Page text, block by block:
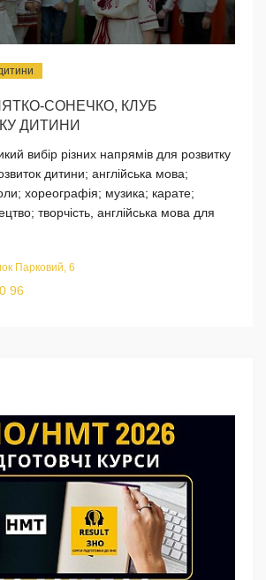
СОНЕЧКО, КЛУБ
ДИТИНИ
вибір різних напрямів для розвитку
дитини; англійська мова;
хореографія; музика; карате;
творчість, англійська мова для
Парковий, 6
96